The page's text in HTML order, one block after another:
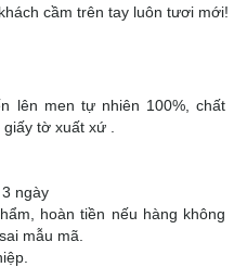
cầm trên tay luôn tươi mới!
lên men tự nhiên 100%, chất
tờ xuất xứ .
ngày
hoàn tiền nếu hàng không
mẫu mã.